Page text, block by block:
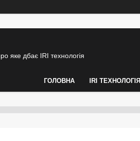
яке дбає IRI технологія
ГОЛОВНА IRI ТЕХНОЛОГІЯ